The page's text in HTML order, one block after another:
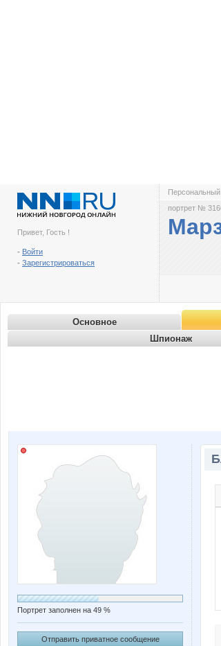
Привет, Гость !
- Войти
- Зарегистрироваться
Персональный
портрет №
Основное
Шпионаж
Портрет заполнен на 49 %
Отправить приватное сообщение